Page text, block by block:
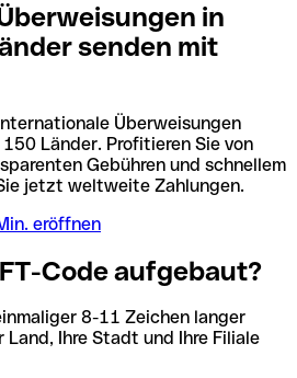
in
senden mit
Überweisungen
Länder. Profitieren Sie von
Gebühren und schnellem
jetzt weltweite Zahlungen.
eröffnen
Code aufgebaut?
8-11 Zeichen langer
Land, Ihre Stadt und Ihre Filiale